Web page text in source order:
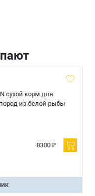
сухой корм для
из белой рыбы
8300 ₽